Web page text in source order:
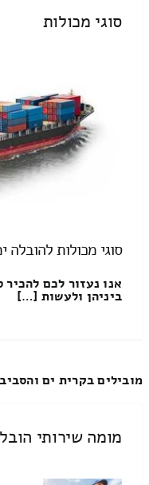
סוגי מכולות
סוגי מכולות להובלה
אנו נעזור לכם
ביניהן ולעשות […]
מובילים בקרית ים
מומה שירותי